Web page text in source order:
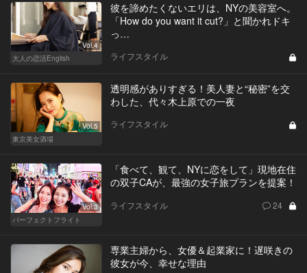
Vol.4
大人の恋活English
彼を諦めたくないエリは、NYの美容室へ。
「How do you want it cut?」と聞かれドキ
っ…
ライフスタイル
Vol.5
東京美女酒場
透明感がありすぎる！美人妻と“秘密”を交
わした、代々木上原での一夜
ライフスタイル
Vol.3
パーフェクトフライト
「食べて、観て、NYに恋をして」現地在住
の双子CAが、最強の女子旅プランを提案！
ライフスタイル 24
専業主婦から、女優＆起業家に！遅咲きの
彼女が今、幸せな理由